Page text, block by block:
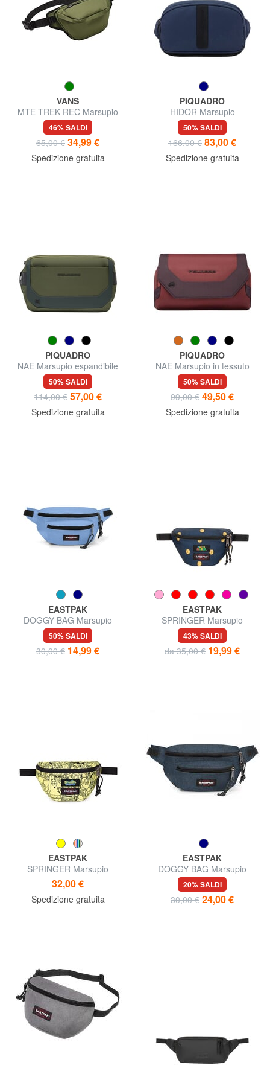
VANS
MTE TREK-REC Marsupio
46% SALDI
65,00 € 34,99 €
Spedizione gratuita
PIQUADRO
HIDOR Marsupio
impermeabile
50% SALDI
166,00 € 83,00 €
Spedizione gratuita
PIQUADRO
NAE Marsupio espandibile
50% SALDI
114,00 € 57,00 €
Spedizione gratuita
PIQUADRO
NAE Marsupio in tessuto
50% SALDI
99,00 € 49,50 €
Spedizione gratuita
EASTPAK
DOGGY BAG Marsupio
50% SALDI
30,00 € 14,99 €
EASTPAK
SPRINGER Marsupio
43% SALDI
da 35,00 € 19,99 €
EASTPAK
SPRINGER Marsupio
32,00 €
Spedizione gratuita
EASTPAK
DOGGY BAG Marsupio
20% SALDI
30,00 € 24,00 €